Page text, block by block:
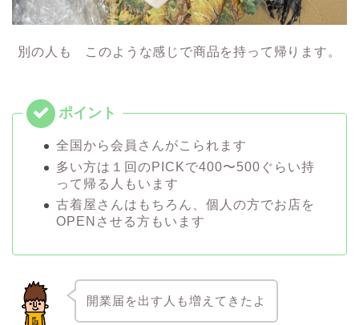
別の人も このような感じで商品を持って帰ります。
全国から会員さんがこられます
多い方は１回のPICKで400〜500ぐらい持
って帰る人もいます
古着屋さんはもちろん、個人の方でお店を
OPENさせる方もいます
開業届を出す人も増えてきたよ